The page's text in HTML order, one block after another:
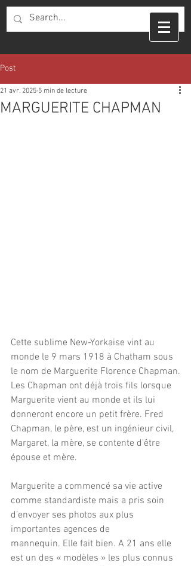
Post
MARGUERITE CHAPMAN
21 avr. 2025 5 min de lecture
Cette sublime New-Yorkaise vint au
monde le 9 mars 1918 à Chatham sous
le nom de Marguerite Florence Chapman.
Les Chapman ont déjà trois fils lorsque
Marguerite vient au monde et ils lui
donneront encore un petit frère. Fred
Chapman, le père, est un ingénieur civil,
Margaret, la mère, se contente d’être
épouse et mère.
Marguerite a commencé sa vie active
comme standardiste mais a pris soin
d’envoyer ses photos aux plus
importantes agences de
mannequin. Elle fait bien. A 21 ans elle
est un des « modèles » les plus connus